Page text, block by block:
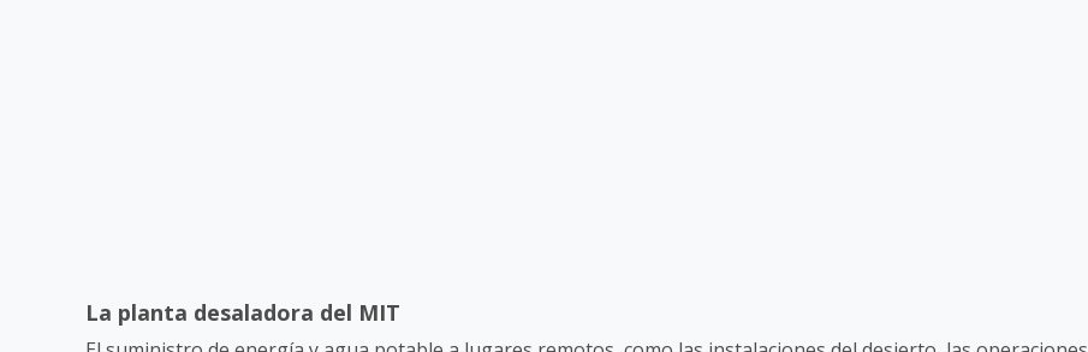
La planta desaladora del MIT